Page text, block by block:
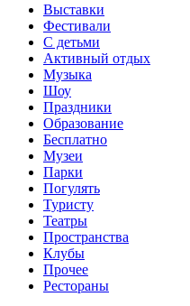
Выставки
Фестивали
С детьми
Активный отдых
Музыка
Шоу
Праздники
Образование
Бесплатно
Музеи
Парки
Погулять
Туристу
Театры
Пространства
Клубы
Прочее
Рестораны